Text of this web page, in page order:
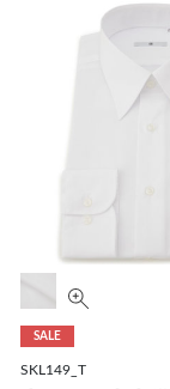
SALE
SKL149_T